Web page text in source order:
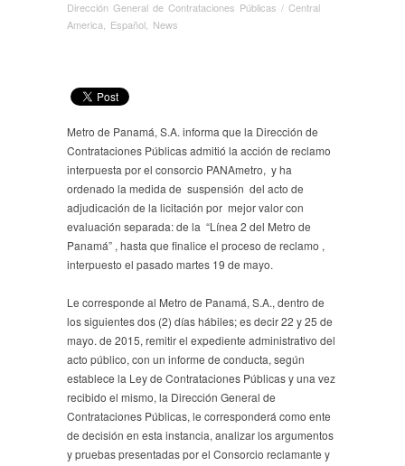
Dirección General de Contrataciones Públicas / Central
America
Español News
Metro de Panamá, S.A. informa que la Dirección de
Contrataciones Públicas admitió la acción de reclamo
interpuesta por el consorcio PANAmetro, y ha
ordenado la medida de suspensión del acto de
adjudicación de la licitación por mejor valor con
evaluación separada: de la “Línea 2 del Metro de
Panamá” , hasta que finalice el proceso de reclamo ,
interpuesto el pasado martes 19 de mayo.
Le corresponde al Metro de Panamá, S.A., dentro de
los siguientes dos (2) días hábiles; es decir 22 y 25 de
mayo. de 2015, remitir el expediente administrativo del
acto público, con un informe de conducta, según
establece la Ley de Contrataciones Públicas y una vez
recibido el mismo, la Dirección General de
Contrataciones Públicas, le corresponderá como ente
de decisión en esta instancia, analizar los argumentos
y pruebas presentadas por el Consorcio reclamante y